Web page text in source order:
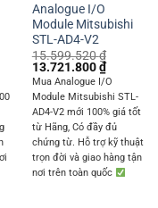
₫.
Analogue I/O
Module Mitsubishi
STL-AD4-V2
15.599.520₫
Original
price
was:
15.599.520 ₫.
13.721.800₫Current
price
is:
Mua Analogue I/O
Module Mitsubishi STL-
AD4-V2 mới 100% giá tốt
từ Hãng, Có đầy đủ
chứng từ. Hỗ trợ kỹ thuật
trọn đời và giao hàng tận
nơi trên toàn quốc